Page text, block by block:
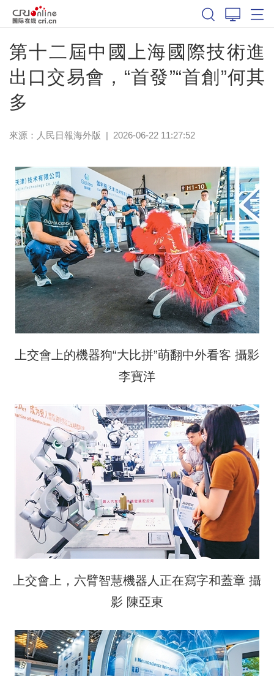
第十二屆中國上海國際技術進
出口交易會，“首發”“首創”何其
多
來源： 人民日報海外版 | 2026-06-22 11:27:52
上交會上的機器狗“大比拼”萌翻中外看客 攝影
李寶洋
上交會上，六臂智慧機器人正在寫字和蓋章 攝
影 陳亞東